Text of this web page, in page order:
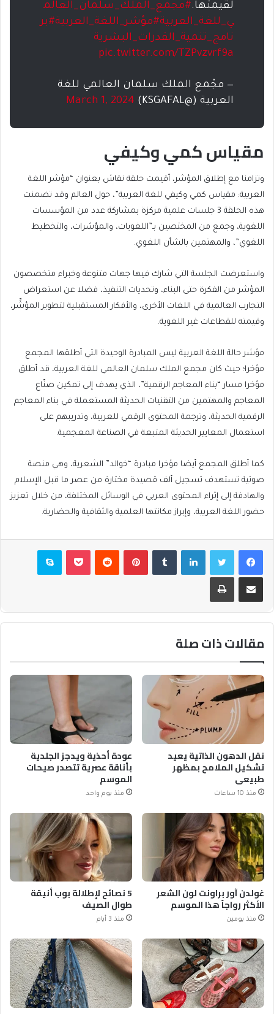
لقيمتها.#مجمع_الملك_سلمان_العالم
ي_للغة_العربية#مؤشر_اللغة_العربية#بر
نامج_تنمية_القدرات_البشرية
pic.twitter.com/TZPvzvrf9a
— مجْمع الملك سلمان العالمي للغة
العربية (@KSGAFAL)
March 1, 2024
مقياس كمي وكيفي
وتزامنا مع إطلاق المؤشر، أقيمت حلقة نقاش بعنوان “مؤشر اللغة
العربية: مقياس كمي وكيفي للغة العربية”، حول العالم وقد تضمنت
هذه الحلقة 3 جلسات علمية مركزة بمشاركة عدد من المؤسسات
اللغوية، وجمع من المختصين بـ”اللغويات، والمؤشرات، والتخطيط
اللغوي”، والمهتمين بالشأن اللغوي.
واستعرضت الجلسة التي شارك فيها جهات متنوعة وخبراء متخصصون
المؤشر من الفكرة حتى البناء، وتحديات التنفيذ، فضلا عن استعراض
التجارب العالمية في اللغات الأخرى، والأفكار المستقبلية لتطوير المؤشِّر،
وقيمته للقطاعات غير اللغوية.
مؤشر حالة اللغة العربية ليس المبادرة الوحيدة التي أطلقها المجمع
مؤخرا؛ حيث كان مجمع الملك سلمان العالمي للغة العربية، قد أطلق
مؤخرا مسار “بناء المعاجم الرقمية”، الذي يهدف إلى تمكين صنّاع
المعاجم والمهتمين من التقنيات الحديثة المستعملة في بناء المعاجم
الرقمية الحديثة، وترجمة المحتوى الرقمي للعربية، وتدريبهم على
استعمال المعايير الحديثة المتبعة في الصناعة المعجمية.
كما أطلق المجمع أيضا مؤخرا مبادرة “خوالد” الشعرية، وهي منصة
صوتية تستهدف تسجيل ألف قصيدة مختارة من عصر ما قبل الإسلام
والهادفة إلى إثراء المحتوى العربي في الوسائل المختلفة، من خلال تعزيز
حضور اللغة العربية، وإبراز مكانتها العلمية والثقافية والحضارية.
فيسبوكتويتر لينكدإن بينتيريست بوكيت سكايب
مشاركة عبر البريد طباعة
مقالات ذات صلة
نقل الدهون الذاتية يعيد
تشكيل الملامح بمظهر
طبيعي
منذ 10 ساعات
عودة أحذية ويدجز الجلدية
بأناقة عصرية تتصدر صيحات
الموسم
منذ يوم واحد
غولدن آور براونت لون الشعر
الأكثر رواجاً هذا الموسم
منذ يومين
5 نصائح لإطلالة بوب أنيقة
طوال الصيف
منذ 3 أيام